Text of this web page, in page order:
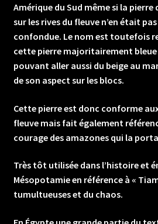
Amérique du Sud même si la
sur les rives du fleuve n’en était
confondue. Le nom est toutefois
cette pierre majoritairement
pouvant aller aussi du beige au
de son aspect sur les blocs.
Cette pierre est donc conforme
fleuve mais fait également
courage des amazones qui la
Très tôt utilisée dans l’histoire et
Mésopotamie en référence à «
tumultueuses et du chaos.